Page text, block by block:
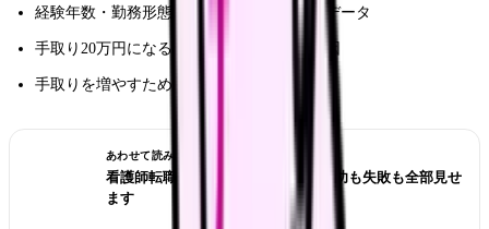
経験年数・勤務形態別の看護師の手取り額データ
手取り20万円になる典型的なパターンと原因
手取りを増やすための具体的なアクション
あわせて読みたい
看護師転職のリアル体験談12選｜成功も失敗も全部見せ
ます